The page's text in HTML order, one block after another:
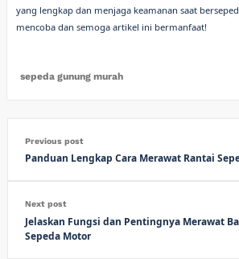
yang lengkap dan menjaga keamanan saat
mencoba dan semoga artikel ini bermanfaat!
sepeda gunung murah
Previous post
Panduan Lengkap Cara Merawat Rantai
Next post
Jelaskan Fungsi dan Pentingnya Merawat
Sepeda Motor